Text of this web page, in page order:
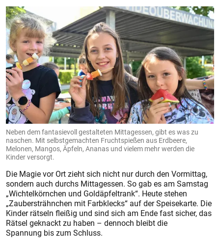
Neben dem fantasievoll gestalteten Mittagessen, gibt es was zu
naschen. Mit selbstgemachten Fruchtspießen aus Erdbeere,
Melonen, Mangos, Äpfeln, Ananas und vielem mehr werden die
Kinder versorgt.
Die Magie vor Ort zieht sich nicht nur durch den Vormittag,
sondern auch durchs Mittagessen. So gab es am Samstag
„Wichtelkörnchen und Goldäpfeltrank“. Heute stehen
„Zaubersträhnchen mit Farbklecks“ auf der Speisekarte. Die
Kinder rätseln fleißig und sind sich am Ende fast sicher, das
Rätsel geknackt zu haben – dennoch bleibt die
Spannung bis zum Schluss.